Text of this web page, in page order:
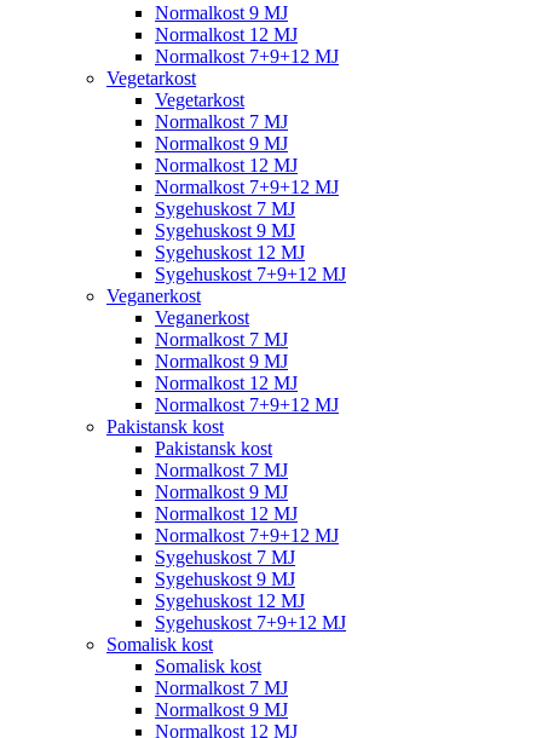
Normalkost 9 MJ
Normalkost 12 MJ
Normalkost 7+9+12 MJ
Vegetarkost
Vegetarkost
Normalkost 7 MJ
Normalkost 9 MJ
Normalkost 12 MJ
Normalkost 7+9+12 MJ
Sygehuskost 7 MJ
Sygehuskost 9 MJ
Sygehuskost 12 MJ
Sygehuskost 7+9+12 MJ
Veganerkost
Veganerkost
Normalkost 7 MJ
Normalkost 9 MJ
Normalkost 12 MJ
Normalkost 7+9+12 MJ
Pakistansk kost
Pakistansk kost
Normalkost 7 MJ
Normalkost 9 MJ
Normalkost 12 MJ
Normalkost 7+9+12 MJ
Sygehuskost 7 MJ
Sygehuskost 9 MJ
Sygehuskost 12 MJ
Sygehuskost 7+9+12 MJ
Somalisk kost
Somalisk kost
Normalkost 7 MJ
Normalkost 9 MJ
Normalkost 12 MJ